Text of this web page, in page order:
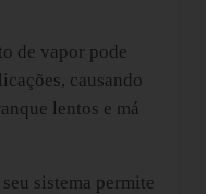
de vapor pode
causando
lentos e má
sistema permite